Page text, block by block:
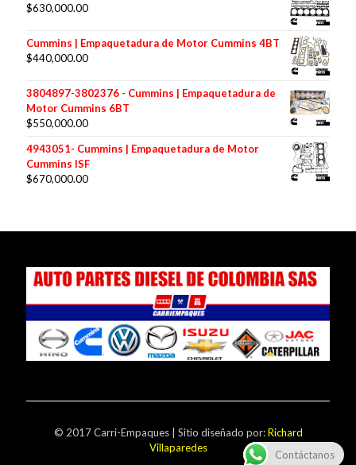
$630,000.00
Cummins | Empaquetadura de Motor Cummins 4BT
$440,000.00
3804897-3802376 - Cummins | Empaquetadura de
Motor Cummins 6BT
$550,000.00
4943051- Cummins | Empaquetadura de Motor
Cummins ISF
$670,000.00
© 2017 Carri-Empaques | Sitio diseñado por:Richard
Villaparedes
Contáctanos